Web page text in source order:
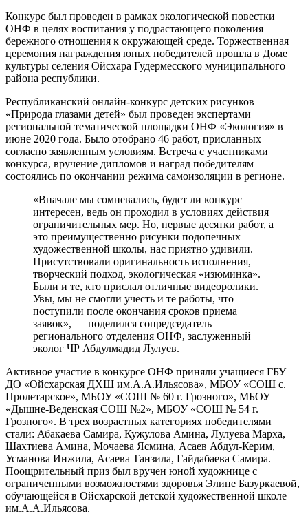
Конкурс был проведен в рамках экологической повестки
ОНФ в целях воспитания у подрастающего поколения
бережного отношения к окружающей среде. Торжественная
церемония награждения юных победителей прошла в Доме
культуры селения Ойсхара Гудермесского муниципального
района республики.
Республиканский онлайн-конкурс детских рисунков
«Природа глазами детей» был проведен экспертами
региональной тематической площадки ОНФ «Экология» в
июне 2020 года. Было отобрано 46 работ, присланных
согласно заявленным условиям. Встреча с участниками
конкурса, вручение дипломов и наград победителям
состоялись по окончании режима самоизоляции в регионе.
«Вначале мы сомневались, будет ли конкурс
интересен, ведь он проходил в условиях действия
ограничительных мер. Но, первые десятки работ, а
это преимущественно рисунки подопечных
художественной школы, нас приятно удивили.
Присутствовали оригинальность исполнения,
творческий подход, экологическая «изюминка».
Были и те, кто прислал отличные видеоролики.
Увы, мы не смогли учесть и те работы, что
поступили после окончания сроков приема
заявок», — поделился сопредседатель
регионального отделения ОНФ, заслуженный
эколог ЧР Абдулмадид Лулуев.
Активное участие в конкурсе ОНФ приняли учащиеся ГБУ
ДО «Ойсхарская ДХШ им.А.А.Ильясова», МБОУ «СОШ с.
Пролетарское», МБОУ «СОШ № 60 г. Грозного», МБОУ
«Дышне-Веденская СОШ №2», МБОУ «СОШ № 54 г.
Грозного». В трех возрастных категориях победителями
стали: Абакаева Самира, Кужулова Амина, Лулуева Марха,
Шахтиева Амина, Мочаева Ясмина, Асаев Абдул-Керим,
Усманова Инжила, Асаева Танзила, Гайдабаева Самира.
Поощрительный приз был вручен юной художнице с
ограниченными возможностями здоровья Элине Базуркаевой,
обучающейся в Ойсхарской детской художественной школе
им.А.А.Ильясова.